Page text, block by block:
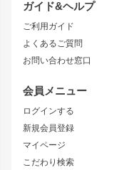
ガイド&ヘルプ
ご利用ガイド
よくあるご質問
お問い合わせ窓口
会員メニュー
ログインする
新規会員登録
マイページ
こだわり検索
JZX90 CHASER
JZX110 MARK II
JZX100 MARK II
JZX90 MARK II
トレノ
マークX
ニッサン
S15 シルビア
エアロシリーズ
ドリフトライン
風神
雷神